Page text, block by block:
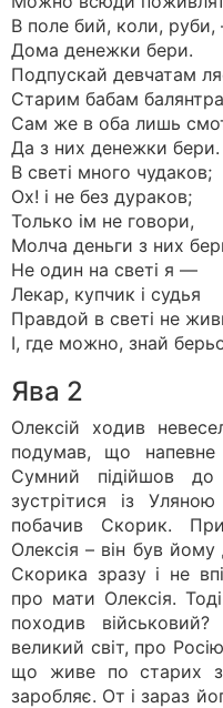
В поле бий, коли,
Дома денежки бери.
Подпускай девчатам
Старим бабам
Сам же в оба лишь
Да з них денежки бери.
В светі много чудаков;
Ох! i не без дураков;
Только iм не говори,
Молча деньги з них
Не один на светі я —
Лекар, купчик i судья
Правдой в светі не
I, где можно, знай
Ява 2
Олексій ходив
подумав, що
Сумний підійшов
зустрітися із
побачив Скорик.
Олексія – він був
Скорика зразу і не
про мати Олексія.
походив
великий світ, про
що живе по старих
заробляє. От і зараз